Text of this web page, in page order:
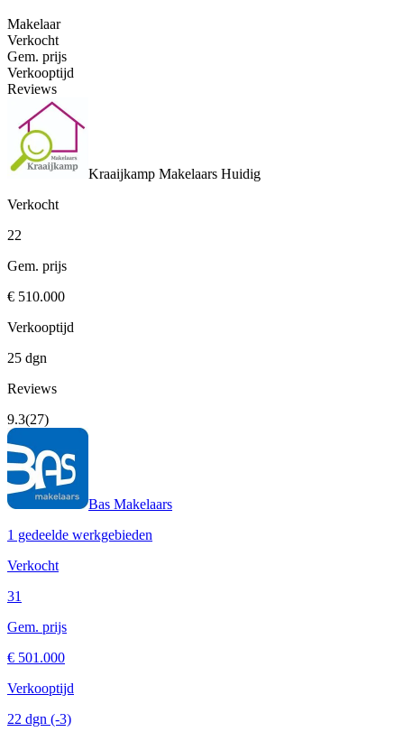
Makelaar
Verkocht
Gem. prijs
Verkooptijd
Reviews
Kraaijkamp Makelaars Huidig
Verkocht
22
Gem. prijs
€ 510.000
Verkooptijd
25 dgn
Reviews
9.3(27)
Bas Makelaars
1 gedeelde werkgebieden
Verkocht
31
Gem. prijs
€ 501.000
Verkooptijd
22 dgn (-3)